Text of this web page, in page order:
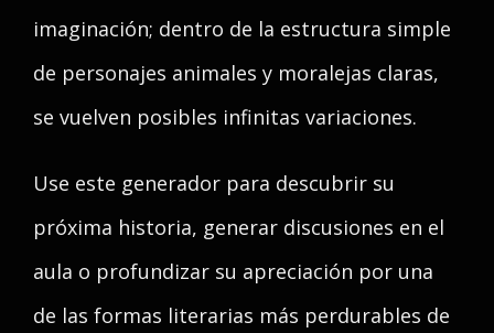
imaginación; dentro de la estructura simple
de personajes animales y moralejas claras,
se vuelven posibles infinitas variaciones.
Use este generador para descubrir su
próxima historia, generar discusiones en el
aula o profundizar su apreciación por una
de las formas literarias más perdurables de